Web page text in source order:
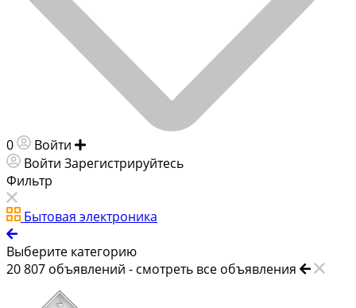
0 Войти
Войти Зарегистрируйтесь
Фильтр
Бытовая электроника
Выберите категорию
20 807 объявлений - смотреть все объявления